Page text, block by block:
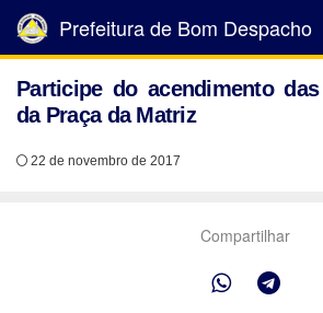
Prefeitura de Bom Despacho
Participe do acendimento
da Praça da Matriz
22 de novembro de 2017
Compartilhar